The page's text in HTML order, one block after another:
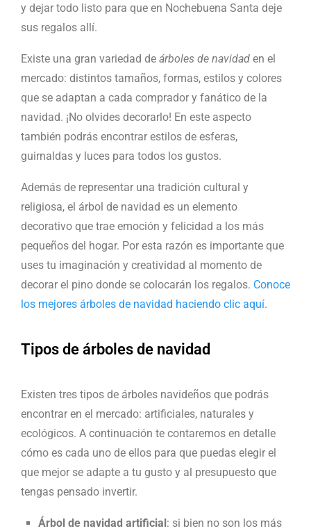
y dejar todo listo para que en Nochebuena Santa deje
sus regalos allí.
Existe una gran variedad de árboles de navidad en el
mercado: distintos tamaños, formas, estilos y colores
que se adaptan a cada comprador y fanático de la
navidad. ¡No olvides decorarlo! En este aspecto
también podrás encontrar estilos de esferas,
guirnaldas y luces para todos los gustos.
Además de representar una tradición cultural y
religiosa, el árbol de navidad es un elemento
decorativo que trae emoción y felicidad a los más
pequeños del hogar. Por esta razón es importante que
uses tu imaginación y creatividad al momento de
decorar el pino donde se colocarán los regalos. Conoce
los mejores árboles de navidad haciendo clic aquí.
Tipos de árboles de navidad
Existen tres tipos de árboles navideños que podrás
encontrar en el mercado: artificiales, naturales y
ecológicos. A continuación te contaremos en detalle
cómo es cada uno de ellos para que puedas elegir el
que mejor se adapte a tu gusto y al presupuesto que
tengas pensado invertir.
Árbol de navidad artificial : si bien no son los más